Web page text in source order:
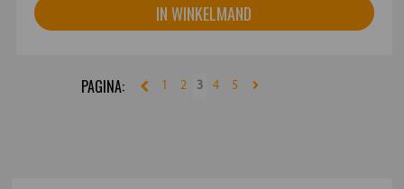
IN WINKELMAND
1 2 3 4 5